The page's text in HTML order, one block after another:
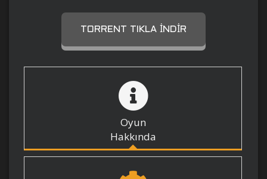
TORRENT TIKLA İNDIR
Oyun
Hakkında